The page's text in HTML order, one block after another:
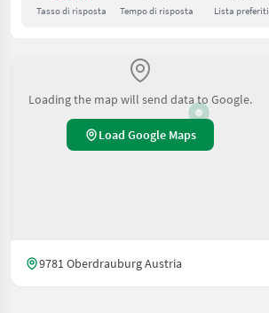
Tasso di risposta Tempo di risposta Lista preferiti
Loading the map will send data to Google.
Load Google Maps
9781 Oberdrauburg Austria